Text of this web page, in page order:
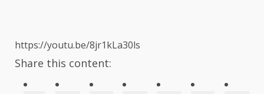
https://youtu.be/8jr1kLa30ls
Share this content: